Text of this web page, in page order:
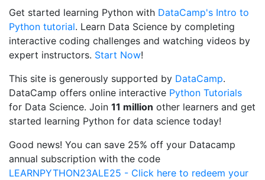
Get started learning Python with DataCamp's Intro to
Python tutorial. Learn Data Science by completing
interactive coding challenges and watching videos by
expert instructors. Start Now!
This site is generously supported by DataCamp.
DataCamp offers online interactive Python Tutorials
for Data Science. Join 11 million other learners and get
started learning Python for data science today!
Good news! You can save 25% off your Datacamp
annual subscription with the code
LEARNPYTHON23ALE25 - Click here to redeem your